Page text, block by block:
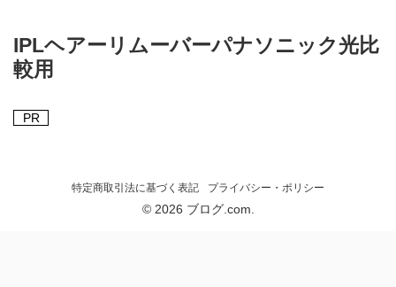
IPLヘアーリムーバーパナソニック光比
較用
PR
特定商取引法に基づく表記 プライバシー・ポリシー
© 2026 ブログ.com.